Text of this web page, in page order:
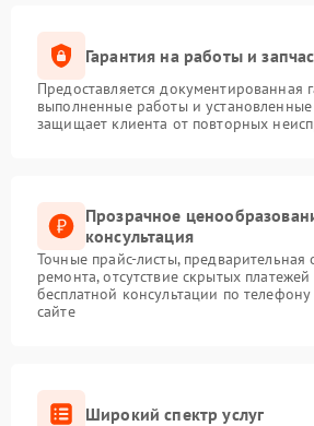
Гарантия на работы и
Предоставляется документированная
выполненные работы и установленные
защищает клиента от повторных
Прозрачное
консультация
Точные прайс-листы, предварительная
ремонта, отсутствие скрытых
бесплатной консультации по
сайте
Широкий спектр услуг